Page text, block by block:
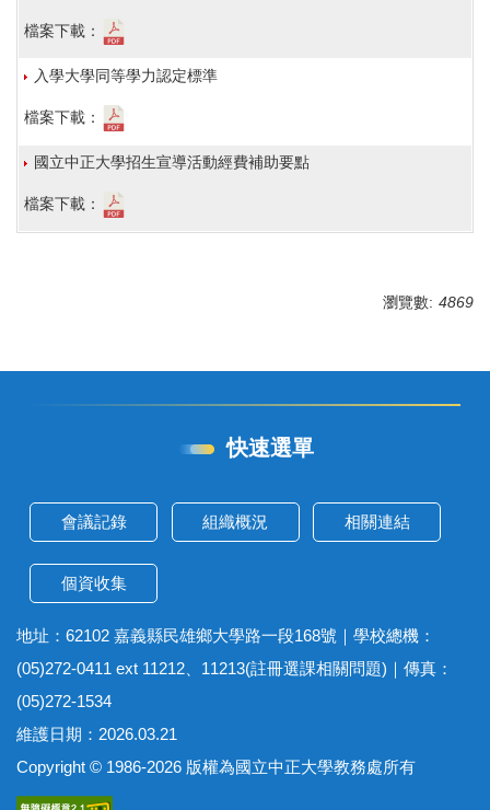
增設系所
業務法規
其他法規
檔案下載：
入學大學同等學力認定標準
檔案下載：
國立中正大學招生宣導活動經費補助要點
檔案下載：
瀏覽數: 4869
快速選單
會議記錄 組織概況 相關連結
個資收集
地址：62102 嘉義縣民雄鄉大學路一段168號｜學校總機：
(05)272-0411 ext 11212、11213(註冊選課相關問題)｜傳真：
(05)272-1534
維護日期：2026.03.21
Copyright © 1986-2026 版權為國立中正大學教務處所有